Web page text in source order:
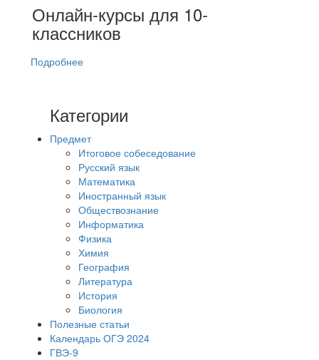
Онлайн-курсы для 10-
классников
Подробнее
Категории
Предмет
Итоговое собеседование
Русский язык
Математика
Иностранный язык
Обществознание
Информатика
Физика
Химия
География
Литература
История
Биология
Полезные статьи
Календарь ОГЭ 2024
ГВЭ-9